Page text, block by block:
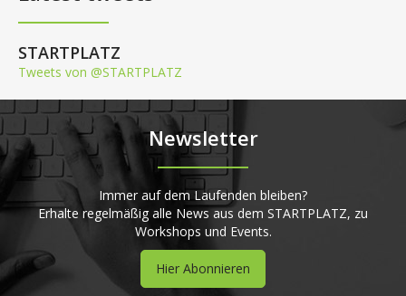
STARTPLATZ
Tweets von @STARTPLATZ
Newsletter
Immer auf dem Laufenden bleiben?
Erhalte regelmäßig alle News aus dem STARTPLATZ, zu
Workshops und Events.
Hier Abonnieren